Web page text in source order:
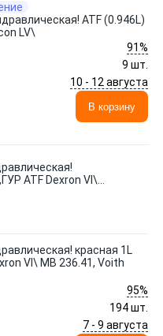
ATF (0.946L)
LV\
91%
9 шт.
10 - 12 августа
В корзину
ATF Dexron VI\
красная 1L
VI\ MB 236.41, Voith
95%
194 шт.
7 - 9 августа